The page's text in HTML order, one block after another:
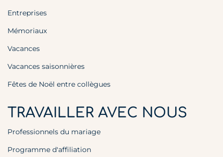
Entreprises
Mémoriaux
Vacances
Vacances saisonnières
Fêtes de Noël entre collègues
TRAVAILLER AVEC NOUS
Professionnels du mariage
Programme d'affiliation